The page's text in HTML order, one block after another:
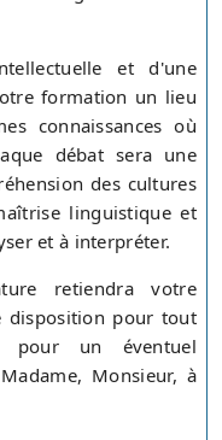
et d'une
formation un lieu
connaissances où
débat sera une
des cultures
linguistique et
et à interpréter.
retiendra votre
disposition pour tout
pour un éventuel
Monsieur, à